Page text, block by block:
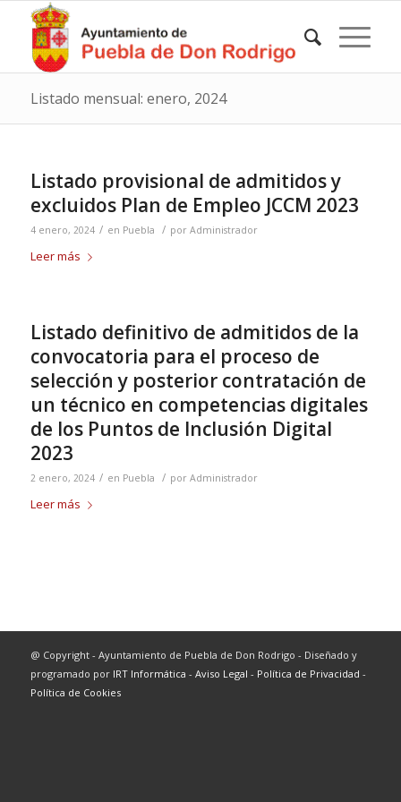
Listado mensual: enero, 2024
Listado provisional de admitidos y
excluidos Plan de Empleo JCCM 2023
4 enero, 2024 / en Puebla / por Administrador
Leer más
Listado definitivo de admitidos de la
convocatoria para el proceso de
selección y posterior contratación de
un técnico en competencias digitales
de los Puntos de Inclusión Digital
2023
2 enero, 2024 / en Puebla / por Administrador
Leer más
@ Copyright - Ayuntamiento de Puebla de Don Rodrigo - Diseñado y
programado por IRT Informática - Aviso Legal - Política de Privacidad -
Política de Cookies